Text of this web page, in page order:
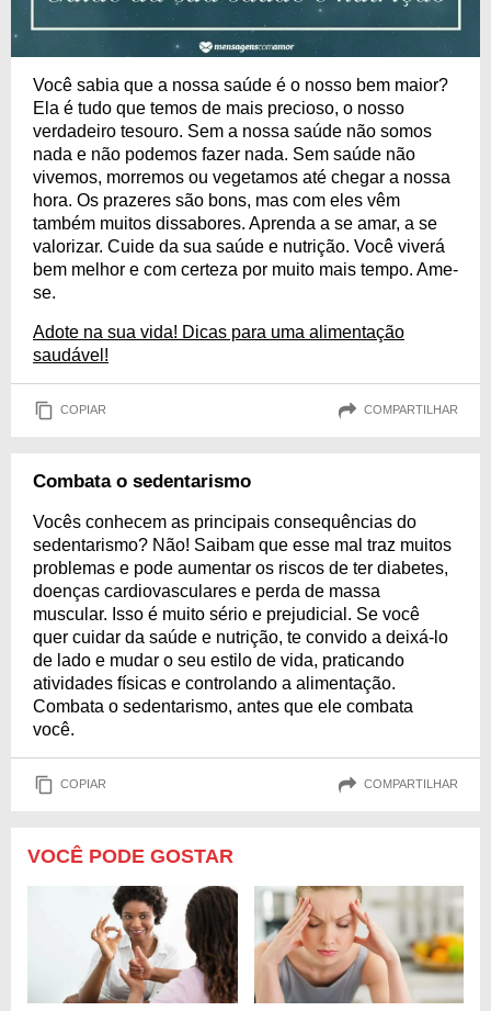
Você sabia que a nossa saúde é o nosso bem maior?
Ela é tudo que temos de mais precioso, o nosso
verdadeiro tesouro. Sem a nossa saúde não somos
nada e não podemos fazer nada. Sem saúde não
vivemos, morremos ou vegetamos até chegar a nossa
hora. Os prazeres são bons, mas com eles vêm
também muitos dissabores. Aprenda a se amar, a se
valorizar. Cuide da sua saúde e nutrição. Você viverá
bem melhor e com certeza por muito mais tempo. Ame-
se.
Adote na sua vida! Dicas para uma alimentação
saudável!
COPIAR COMPARTILHAR
Combata o sedentarismo
Vocês conhecem as principais consequências do
sedentarismo? Não! Saibam que esse mal traz muitos
problemas e pode aumentar os riscos de ter diabetes,
doenças cardiovasculares e perda de massa
muscular. Isso é muito sério e prejudicial. Se você
quer cuidar da saúde e nutrição, te convido a deixá-lo
de lado e mudar o seu estilo de vida, praticando
atividades físicas e controlando a alimentação.
Combata o sedentarismo, antes que ele combata
você.
COPIAR COMPARTILHAR
VOCÊ PODE GOSTAR